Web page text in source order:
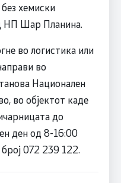
хемиски
НП Шар Планина.
во логистика или
во
Национален
во објектот каде
до
ден од 8-16:00
072 239 122.